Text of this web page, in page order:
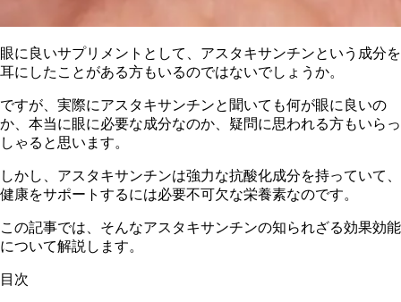
眼に良いサプリメントとして、アスタキサンチンという成分を
耳にしたことがある方もいるのではないでしょうか。
ですが、実際にアスタキサンチンと聞いても何が眼に良いの
か、本当に眼に必要な成分なのか、疑問に思われる方もいらっ
しゃると思います。
しかし、アスタキサンチンは強力な抗酸化成分を持っていて、
健康をサポートするには必要不可欠な栄養素なのです。
この記事では、そんなアスタキサンチンの知られざる効果効能
について解説します。
目次